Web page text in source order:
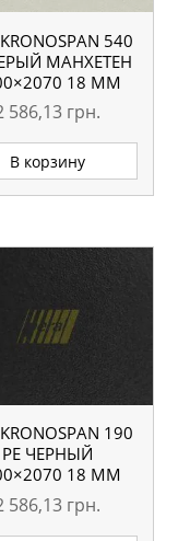
540
МАНХЕТЕН
18 ММ
586,13 грн.
В корзину
190
РЕ ЧЕРНЫЙ
18 ММ
586,13 грн.